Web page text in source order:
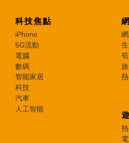
科技焦點
iPhone
5G流動
電腦
數碼
智能家居
科技
汽車
人工智能